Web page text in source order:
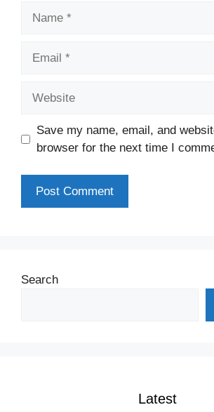
Save my name, email, and
browser for the next time I
Search
Latest